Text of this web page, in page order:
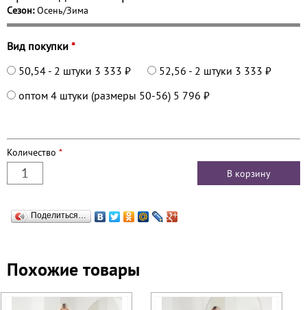
Сезон:Осень/Зима
Вид покупки *
50,54 - 2 штуки 3 333 ₽ 52,56 - 2 штуки 3 333 ₽
оптом 4 штуки (размеры 50-56) 5 796 ₽
Количество *
Поделиться…
Похожие товары